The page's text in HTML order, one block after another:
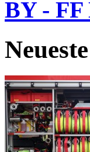
BY -